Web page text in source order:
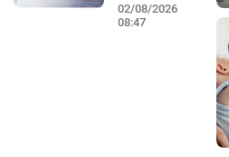
02/08/2026
08:47